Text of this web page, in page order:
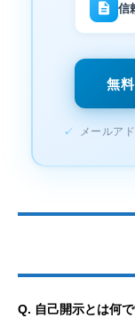
信
無
✓ メールア
Q. 自己開示とは何